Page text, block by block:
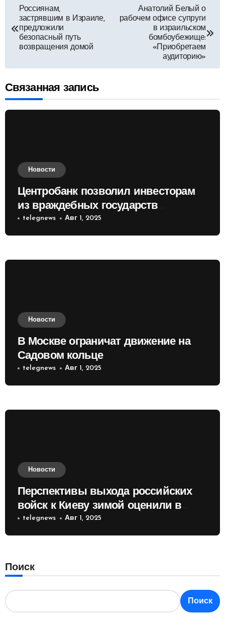
Навигация
по
записям
Россиянам,
застрявшим в Израиле,
предложили
безопасный путь
возвращения домой
Анатолий Белый о
рабочем офисе супруги
в израильском
бомбоубежище:
«Приобретаем
аудиторию»
Связанная запись
Новости
Центробанк позволил инвесторам
из враждебных государств
приобретать валюту
telegnews Авг 1, 2025
Новости
В Москве ограничат движение на
Садовом кольце
telegnews Авг 1, 2025
Новости
Перспективы выхода российских
войск к Киеву зимой оценили в
России
telegnews Авг 1, 2025
Поиск
Поиск